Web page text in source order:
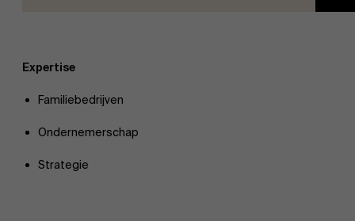
Expertise
Familiebedrijven
Ondernemerschap
Strategie